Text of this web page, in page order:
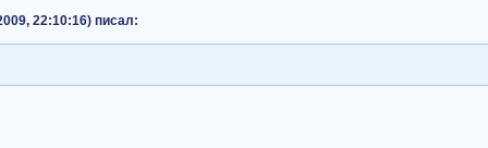
22:10:16) писал: